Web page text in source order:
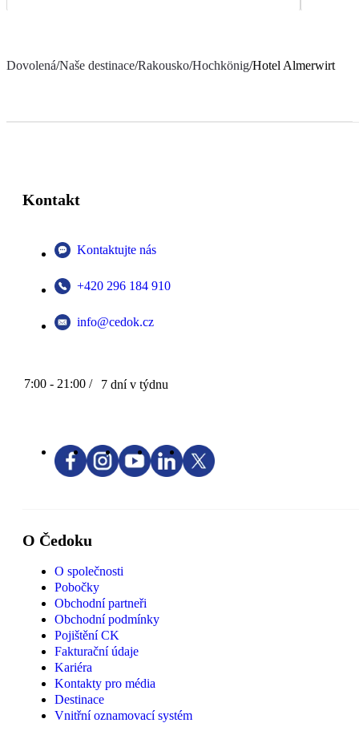
Dovolená/Naše destinace/Rakousko/Hochkönig/Hotel Almerwirt
Kontakt
Kontaktujte nás
+420 296 184 910
info@cedok.cz
7:00 - 21:00 / 7 dní v týdnu
O Čedoku
O společnosti
Pobočky
Obchodní partneři
Obchodní podmínky
Pojištění CK
Fakturační údaje
Kariéra
Kontakty pro média
Destinace
Vnitřní oznamovací systém